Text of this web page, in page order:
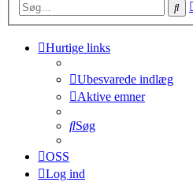
Søg
Hurtige links
Ubesvarede indlæg
Aktive emner
Søg
OSS
Log ind